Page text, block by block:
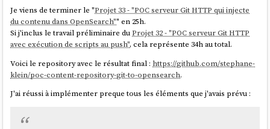
Je viens de terminer le "Projet 33 - "POC serveur Git HTTP qui injecte
du contenu dans OpenSearch"" en 25h.
Si j'inclus le travail préliminaire duProjet 32 - "POC serveur Git HTTP
avec exécution de scripts au push", cela représente 34h au total.
Voici le repository avec le résultat final : https://github.com/stephane-
klein/poc-content-repository-git-to-opensearch.
J'ai réussi à implémenter preque tous les éléments que j'avais prévu :